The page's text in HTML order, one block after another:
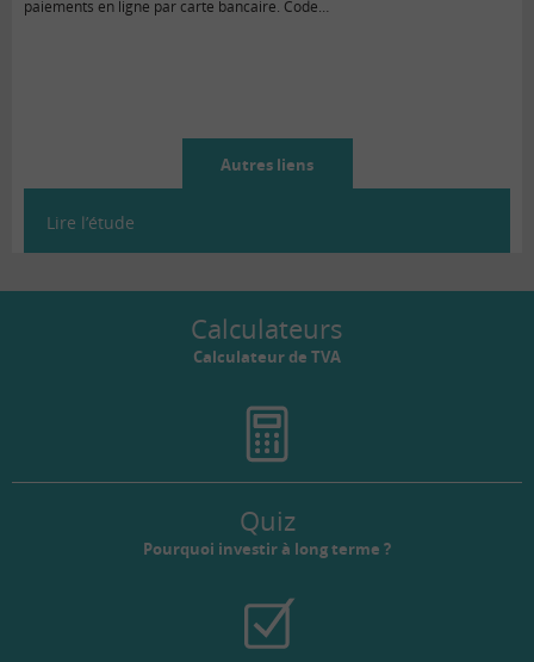
paiements en ligne par carte bancaire. Code…
Autres liens
Lire l’étude
Calculateurs
Calculateur de TVA
Quiz
Pourquoi investir à long terme ?